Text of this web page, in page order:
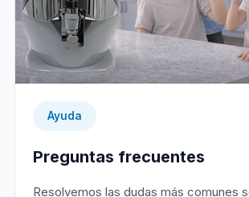
Ayuda
Preguntas frecuentes
Resolvemos las dudas más comunes